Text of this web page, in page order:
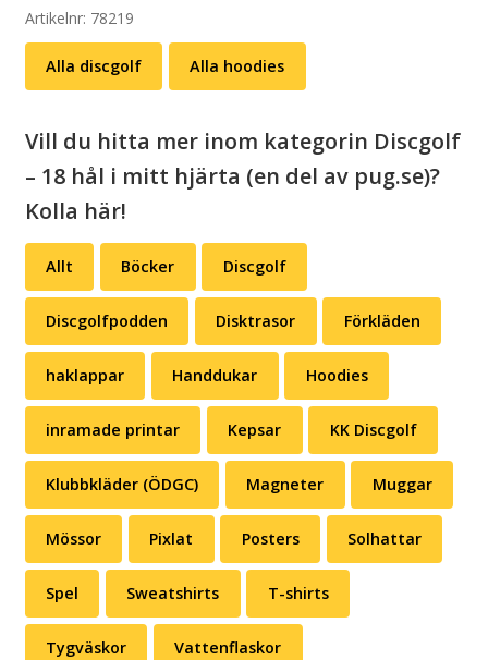
be
with
you
mängd
Artikelnr: 78219
Alla discgolf Alla hoodies
Vill du hitta mer inom kategorin Discgolf
– 18 hål i mitt hjärta (en del av pug.se)?
Kolla här!
Allt Böcker Discgolf
Discgolfpodden Disktrasor Förkläden
haklappar Handdukar Hoodies
inramade printar Kepsar KK Discgolf
Klubbkläder (ÖDGC) Magneter Muggar
Mössor Pixlat Posters Solhattar
Spel Sweatshirts T-shirts
Tygväskor Vattenflaskor